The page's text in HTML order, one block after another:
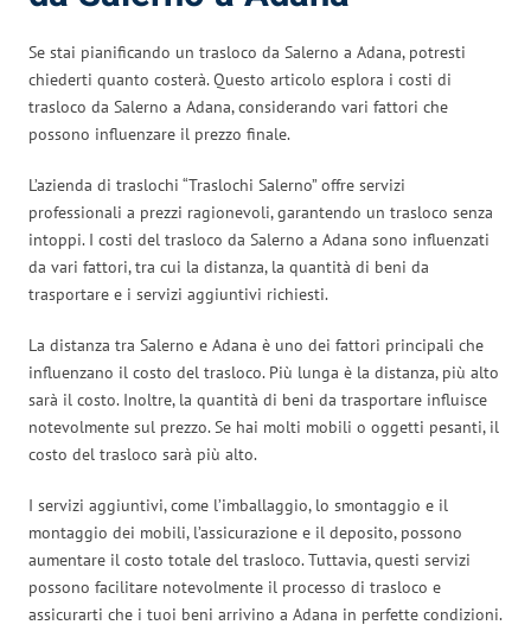
Se stai pianificando un trasloco da Salerno a Adana, potresti
chiederti quanto costerà. Questo articolo esplora i costi di
trasloco da Salerno a Adana, considerando vari fattori che
possono influenzare il prezzo finale.
L’azienda di traslochi “Traslochi Salerno” offre servizi
professionali a prezzi ragionevoli, garantendo un trasloco senza
intoppi. I costi del trasloco da Salerno a Adana sono influenzati
da vari fattori, tra cui la distanza, la quantità di beni da
trasportare e i servizi aggiuntivi richiesti.
La distanza tra Salerno e Adana è uno dei fattori principali che
influenzano il costo del trasloco. Più lunga è la distanza, più alto
sarà il costo. Inoltre, la quantità di beni da trasportare influisce
notevolmente sul prezzo. Se hai molti mobili o oggetti pesanti, il
costo del trasloco sarà più alto.
I servizi aggiuntivi, come l’imballaggio, lo smontaggio e il
montaggio dei mobili, l’assicurazione e il deposito, possono
aumentare il costo totale del trasloco. Tuttavia, questi servizi
possono facilitare notevolmente il processo di trasloco e
assicurarti che i tuoi beni arrivino a Adana in perfette condizioni.